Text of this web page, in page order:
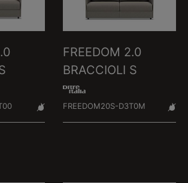
FREEDOM 2.0
BRACCIOLI S
FREEDOM20S-D3T0M